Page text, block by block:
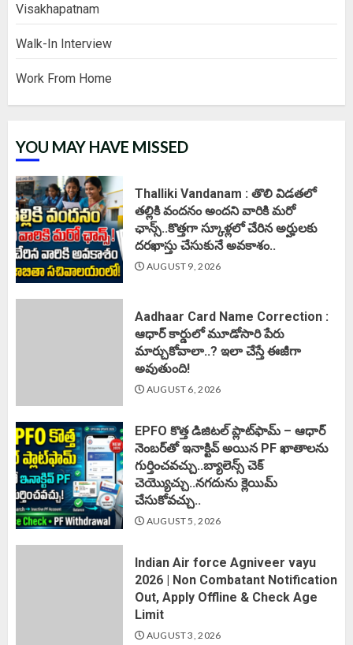
Visakhapatnam
Walk-In Interview
Work From Home
YOU MAY HAVE MISSED
Thalliki Vandanam : తొలి విడతలో
తల్లికి వందనం అందని వారికి మరో
ఛాన్స్..కొత్తగా స్కూళ్లలో చేరిన అర్హులకు
దరఖాస్తు చేసుకునే అవకాశం..
AUGUST 9, 2026
Aadhaar Card Name Correction :
ఆధార్ కార్డులో మూడోసారి పేరు
మార్చుకోవాలా..? ఇలా చేస్తే ఈజీగా
అవుతుంది!
AUGUST 6, 2026
EPFO కొత్త డిజిటల్ ప్లాట్‌ఫామ్‌ – ఆధార్
నెంబర్‌తో ఇనాక్టివ్ అయిన PF ఖాతాలను
గుర్తించవచ్చు..బ్యాలెన్స్ చెక్
చెయ్యొచ్చు..నగదును క్లెయిమ్
చేసుకోవచ్చు..
AUGUST 5, 2026
Indian Air force Agniveer vayu
2026 | Non Combatant Notification
Out, Apply Offline & Check Age
Limit
AUGUST 3, 2026